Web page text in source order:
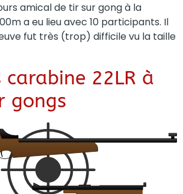
amical de tir sur gong à la
a eu lieu avec 10 participants. Il
fut très (trop) difficile vu la taille
carabine 22LR à
gongs